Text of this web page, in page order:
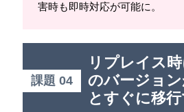
害時も即時対応が可能に。
課題 04
リプレイス
のバージョ
とすぐに移